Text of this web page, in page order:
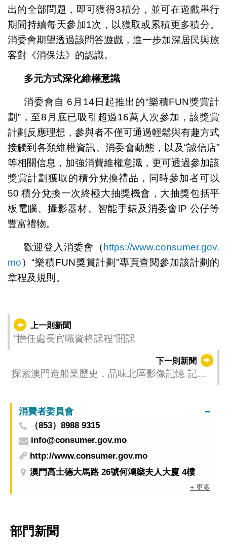
出的全部問題，即可獲得3積分，並可在遊戲舉行
期間持續每天參加1次，以獲取或累積更多積分。
消委會期望透過該問答遊戲，進一步加深居民與旅
客對《消保法》的認識。
多元方式深化維權意識
消委會自 6月14日起推出的“樂積FUN獎賞計
劃”，至8月底已吸引超過16萬人次參加，該獎賞
計劃反應理想，參與者不僅可通過輕鬆與有趣方式
接觸到各類維權資訊、消委會動態，以及“誠信店”
等相關信息，加強消費維權意識，更可透過參加該
獎賞計劃獲取的積分兌換禮品，同時參加者可以
50 積分兌換一次終極大抽獎機會，大抽獎包括平
板電腦、攝影器材、智能手錶及消委會IP 公仔等
豐富禮物。
歡迎登入消委會（ https://www.consumer.gov.
mo ）“樂積FUN獎賞計劃”專頁查閱參加該計劃的
章程及規則。
上一則新聞
“擔任處長官職資格課程”開課
下一則新聞
探索澳門造船業歷史，品味北區影像記憶 記憶
消費者委員會
（853）8988 9315
info@consumer.gov.mo
http://www.consumer.gov.mo
澳門高士德大馬路 26號何鴻燊夫人大廈 4樓
+ 更多
部門新聞